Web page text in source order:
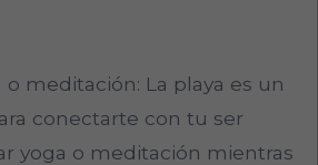
o meditación: La playa es un
conectarte con tu ser
yoga o meditación mientras